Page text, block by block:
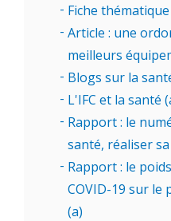
des populations, à la
maladies non
qu’ils engendrent.
L'évènement s'est
allocution du
Shun’ichi Suzuki,
occasion la création
connaissances sur
universelle. Conçue
Fiche
Article : une
meilleurs
Blogs sur la
L'IFC et la santé
Rapport : le
santé, réaliser
Rapport : le
COVID-19 sur le
(a)